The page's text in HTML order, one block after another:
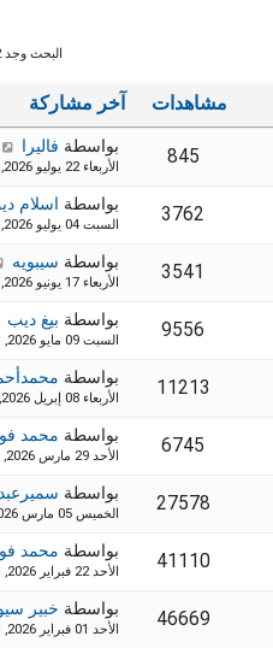
البحث وجد 52 تطابقًا
مشاهدات آخر مشاركة
845 بواسطة فاليرا
الأربعاء 22 يوليو 2026, الساعة 07:54
3762 بواسطة اسلام
السبت 04 يوليو 2026, الساعة 01:39
3541 بواسطة سيبويه
الأربعاء 17 يونيو 2026, الساعة 11:37
9556 بواسطة بيغ ديب
السبت 09 مايو 2026, الساعة 09:25
11213 بواسطة
الأربعاء 08 إبريل 2026, الساعة 09:29
6745 بواسطة محمد
الأحد 29 مارس 2026, الساعة 17:32
27578 بواسطة
الخميس 05 مارس 2026, الساعة 10:55
41110 بواسطة محمد
الأحد 22 فبراير 2026, الساعة 00:03
46669 بواسطة خبير
الأحد 01 فبراير 2026, الساعة 02:37